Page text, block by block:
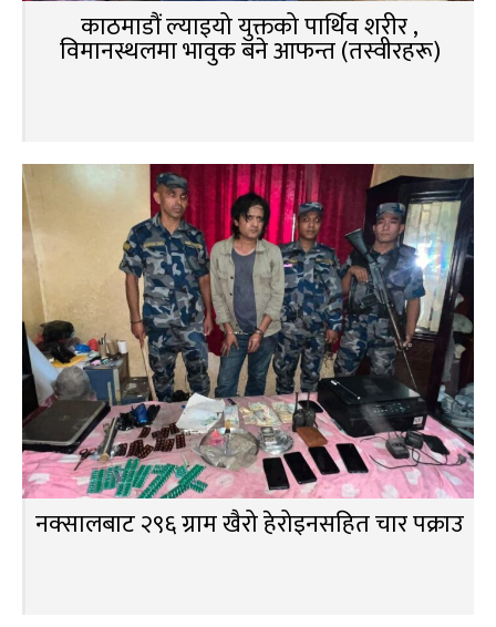
काठमाडौं ल्याइयो युक्तको पार्थिव शरीर ,
विमानस्थलमा भावुक बने आफन्त (तस्वीरहरू)
नक्सालबाट २९६ ग्राम खैरो हेरोइनसहित चार पक्राउ